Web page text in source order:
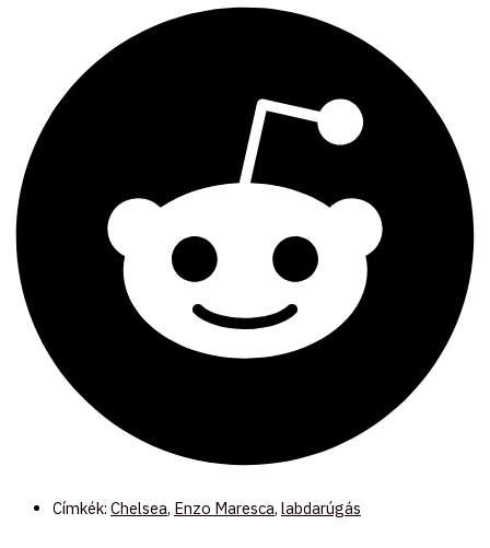
Címkék: Chelsea, Enzo Maresca, labdarúgás